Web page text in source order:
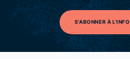
S'ABONNER À